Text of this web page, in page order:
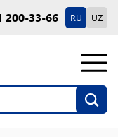
200-33-66 RU UZ